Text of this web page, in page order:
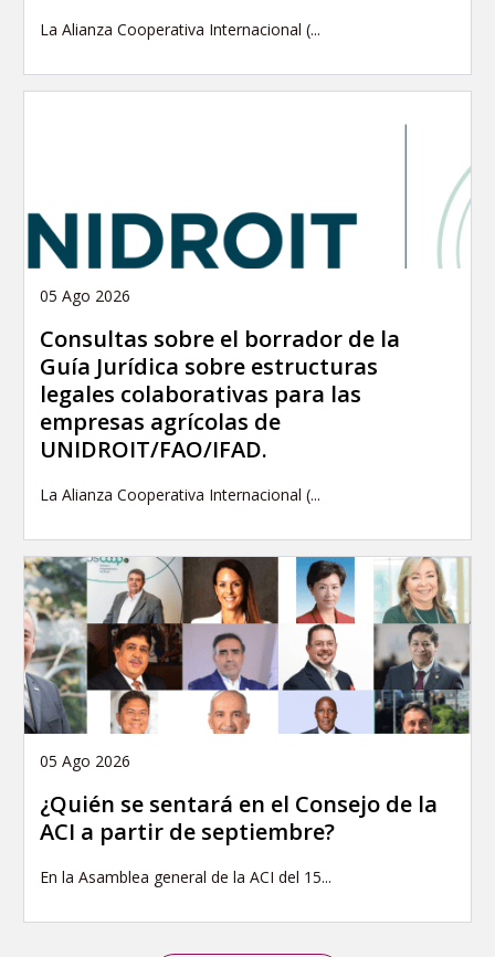
La Alianza Cooperativa Internacional (...
05 Ago 2026
Consultas sobre el borrador de la
Guía Jurídica sobre estructuras
legales colaborativas para las
empresas agrícolas de
UNIDROIT/FAO/IFAD.
La Alianza Cooperativa Internacional (...
05 Ago 2026
¿Quién se sentará en el Consejo de la
ACI a partir de septiembre?
En la Asamblea general de la ACI del 15...